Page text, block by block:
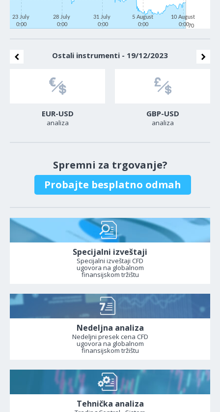
23 July
0:00
28 July
0:00
31 July
0:00
5 August
0:00
10 August
0:0070
Ostali instrumenti - 19/12/2023
EUR-USD
analiza
GBP-USD
analiza
Spremni za trgovanje?
Probajte besplatno odmah
Specijalni izveštaji
Specijalni izveštaji CFD
ugovora na globalnom
finansijskom tržištu
Nedeljna analiza
Nedeljni presek cena CFD
ugovora na globalnom
finansijskom tržištu
Tehnička analiza